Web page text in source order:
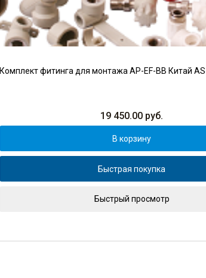
Комплект фитинга для монтажа AP-EF-BB Китай
19 450.00 руб.
В корзину
Быстрая покупка
Быстрый просмотр